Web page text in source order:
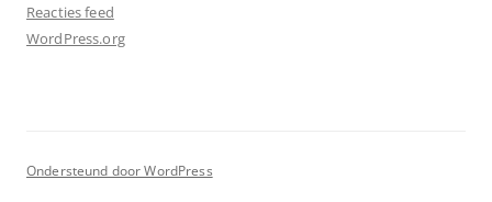
Reacties feed
WordPress.org
Ondersteund door WordPress